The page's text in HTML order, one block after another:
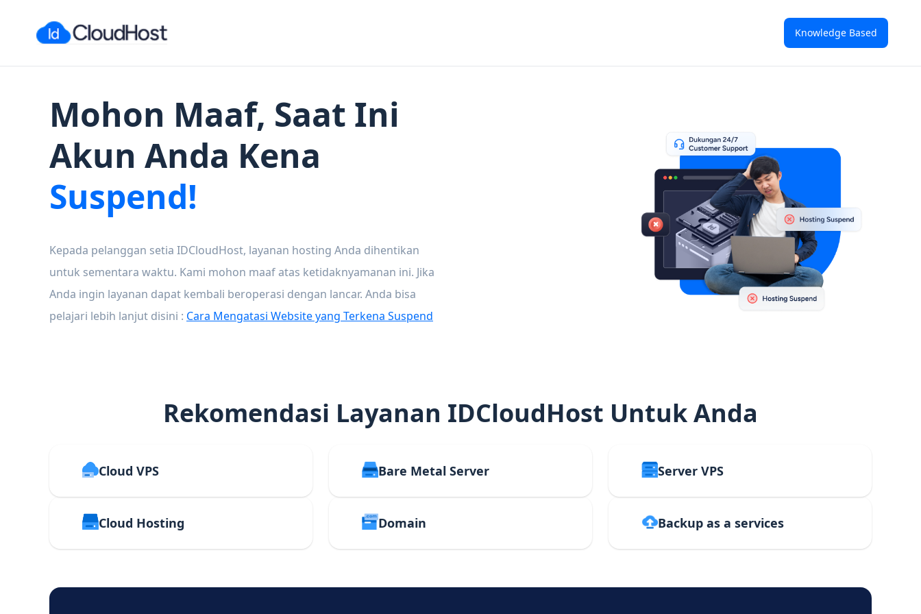
Knowledge Based
Mohon Maaf, Saat Ini
Akun Anda Kena
Suspend!
Kepada pelanggan setia IDCloudHost, layanan hosting Anda dihentikan
untuk sementara waktu. Kami mohon maaf atas ketidaknyamanan ini. Jika
Anda ingin layanan dapat kembali beroperasi dengan lancar. Anda bisa
pelajari lebih lanjut disini : Cara Mengatasi Website yang Terkena Suspend
Rekomendasi Layanan IDCloudHost Untuk Anda
Cloud VPS Bare Metal Server Server VPS
Cloud Hosting Domain Backup as a services